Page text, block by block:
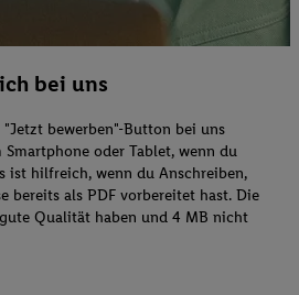
bei uns
bewerben"-Button bei uns
oder Tablet, wenn du
ist hilfreich, wenn du Anschreiben,
bereits als PDF vorbereitet hast. Die
Qualität haben und 4 MB nicht